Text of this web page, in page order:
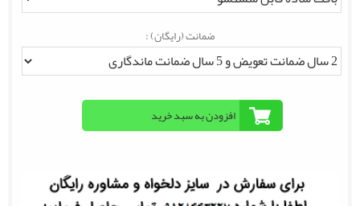
ضمانت (رایگان) :